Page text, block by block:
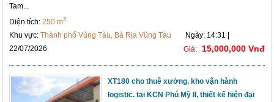
Tam...
Diện tích:250 m2
Khu vực:Thành phố Vũng Tàu, Bà Rịa Vũng Tàu
Ngày: 14:31 |
22/07/2026
Giá: 15,000,000 Vnđ
XT180 cho thuê xưởng, kho vận hành
logistic. tại KCN Phú Mỹ II, thiết kế hiện đại